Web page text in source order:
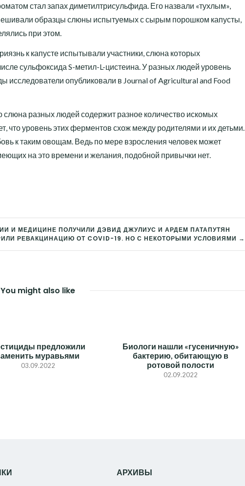
стал запах диметилтрисульфида. Его назвали «тухлым»,
образцы слюны испытуемых с сырым порошком капусты,
при этом.
к капусте испытывали участники, слюна которых
сульфоксида S-метил-L-цистеина. У разных людей уровень
опубликовали в Journal of Agricultural and Food
разных людей содержит разное количество искомых
что уровень этих ферментов схож между родителями и их детьми.
к таким овощам. Ведь по мере взросления человек может
на это времени и желания, подобной привычки нет.
И МЕДИЦИНЕ ПОЛУЧИЛИ ДЭВИД ДЖУЛИУС И АРДЕМ ПАТАПУТЯН
РЕВАКЦИНАЦИЮ ОТ COVID-19. НО С НЕКОТОРЫМИ УСЛОВИЯМИ →
You might also like
предложили
муравьями
03.09.2022
Биологи нашли «гусеничную»
бактерию, обитающую в
ротовой полости
02.09.2022
АРХИВЫ